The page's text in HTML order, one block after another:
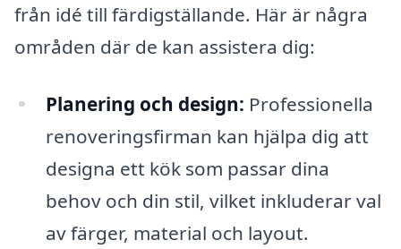
från idé till färdigställande. Här är några
områden där de kan assistera dig:
Planering och design: Professionella
renoveringsfirman kan hjälpa dig att
designa ett kök som passar dina
behov och din stil, vilket inkluderar val
av färger, material och layout.